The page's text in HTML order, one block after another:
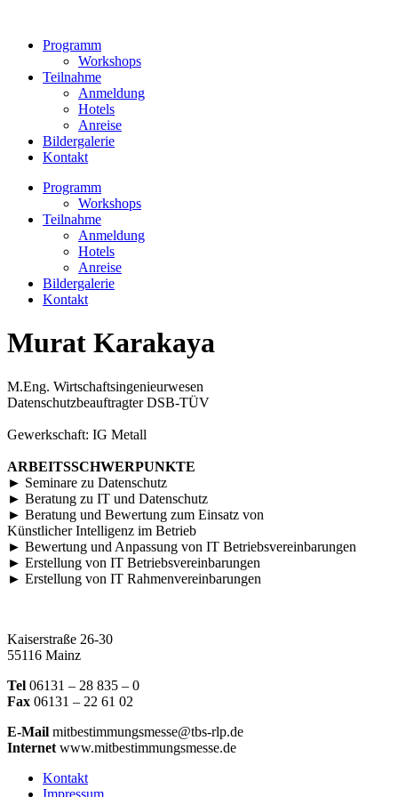
wechselnProgramm
Workshops
Teilnahme
Anmeldung
Hotels
Anreise
Bildergalerie
Kontakt
Programm
Workshops
Teilnahme
Anmeldung
Hotels
Anreise
Bildergalerie
Kontakt
Murat Karakaya
M.Eng. Wirtschaftsingenieurwesen
Datenschutzbeauftragter DSB-TÜV
Gewerkschaft: IG Metall
ARBEITSSCHWERPUNKTE
► Seminare zu Datenschutz
► Beratung zu IT und Datenschutz
► Beratung und Bewertung zum Einsatz von
Künstlicher Intelligenz im Betrieb
► Bewertung und Anpassung von IT Betriebsvereinbarungen
► Erstellung von IT Betriebsvereinbarungen
► Erstellung von IT Rahmenvereinbarungen
Kaiserstraße 26-30
55116 Mainz
Tel 06131 – 28 835 – 0
Fax 06131 – 22 61 02
E-Mail mitbestimmungsmesse@tbs-rlp.de
Internet www.mitbestimmungsmesse.de
Kontakt
Impressum